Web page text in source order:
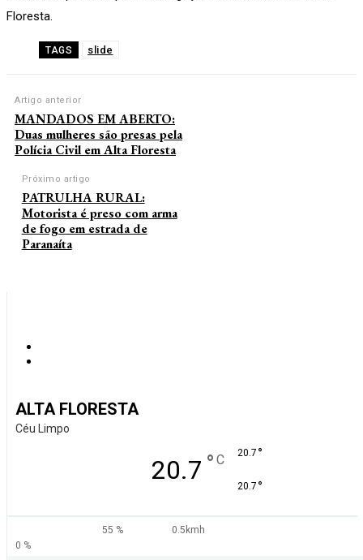
Floresta.
TAGS slide
Artigo anterior
MANDADOS EM ABERTO:
Duas mulheres são presas pela
Polícia Civil em Alta Floresta
Próximo artigo
PATRULHA RURAL:
Motorista é preso com arma
de fogo em estrada de
Paranaíta
ALTA FLORESTA
Céu Limpo
20.7 ° C 20.7 °
20.7 °
55 %
0.5kmh
0 %